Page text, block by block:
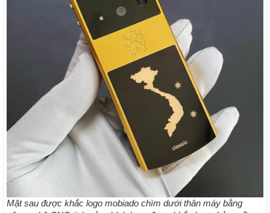
Mặt sau được khắc logo mobiado chìm dưới thân máy bằng